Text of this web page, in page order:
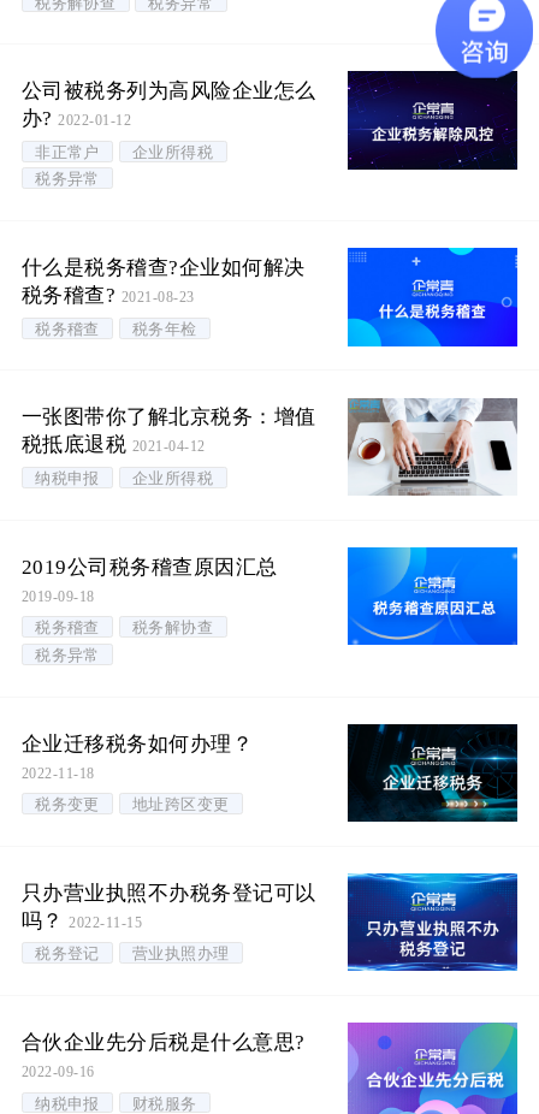
公司被税务列为高风险企业怎么
办?2022-01-12
非正常户
企业所得税
税务异常
什么是税务稽查?企业如何解决
税务稽查? 2021-08-23
税务稽查 税务年检
一张图带你了解北京税务：增值
税抵底退税 2021-04-12
纳税申报 企业所得税
2019公司税务稽查原因汇总
2019-09-18
税务稽查
税务解协查
税务异常
企业迁移税务如何办理？
2022-11-18
税务变更 地址跨区变更
只办营业执照不办税务登记可以
吗？
2022-11-15
税务登记 营业执照办理
合伙企业先分后税是什么意思?
2022-09-16
纳税申报
财税服务